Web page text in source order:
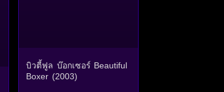
บิวตี้ฟูล บ๊อกเซอร์ Beautiful
Boxer (2003)